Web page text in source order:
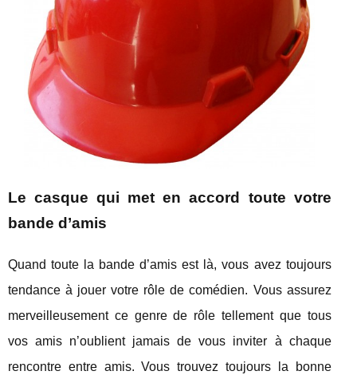
Le casque qui met en accord toute votre
bande d’amis
Quand toute la bande d’amis est là, vous avez toujours
tendance à jouer votre rôle de comédien. Vous assurez
merveilleusement ce genre de rôle tellement que tous
vos amis n’oublient jamais de vous inviter à chaque
rencontre entre amis. Vous trouvez toujours la bonne